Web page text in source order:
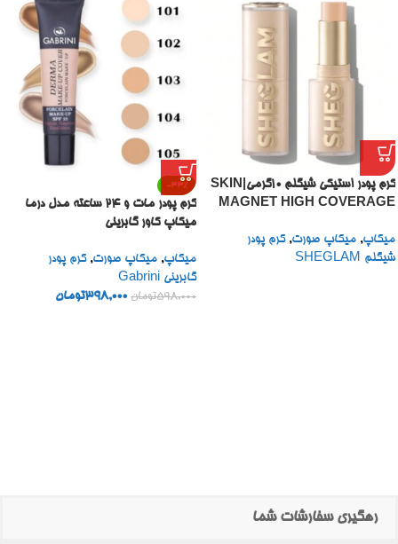
کرم پودر استیکی شیگلم ۱۰گرمی|SKIN
MAGNET HIGH COVERAGE
میکاپ, میکاپ صورت, کرم پودر
شیگلم SHEGLAM
-33%
کرم پودر مات و 24 ساعته مدل درما
میکاپ کاور گابرینی
میکاپ, میکاپ صورت, کرم پودر
گابرینی Gabrini
598,000تومان 398,000تومان
رهگیری سفارشات شما